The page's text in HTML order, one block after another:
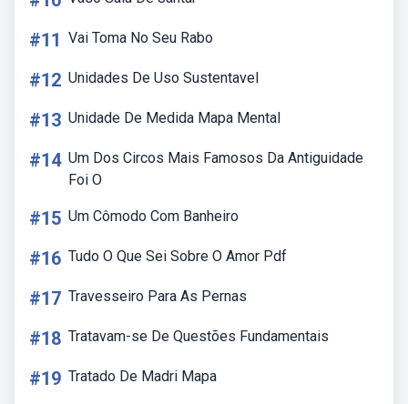
#11 Vai Toma No Seu Rabo
#12 Unidades De Uso Sustentavel
#13 Unidade De Medida Mapa Mental
#14 Um Dos Circos Mais Famosos Da Antiguidade
Foi O
#15 Um Cômodo Com Banheiro
#16 Tudo O Que Sei Sobre O Amor Pdf
#17 Travesseiro Para As Pernas
#18 Tratavam-se De Questões Fundamentais
#19 Tratado De Madri Mapa